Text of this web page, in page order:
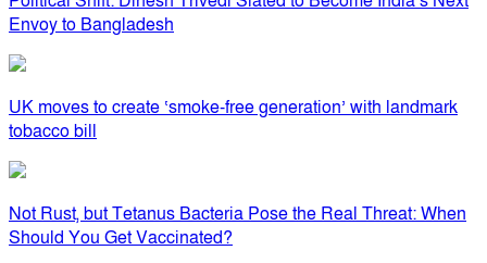
Envoy to Bangladesh
UK moves to create ‘smoke-free generation’ with landmark
tobacco bill
Not Rust, but Tetanus Bacteria Pose the Real Threat: When
Should You Get Vaccinated?